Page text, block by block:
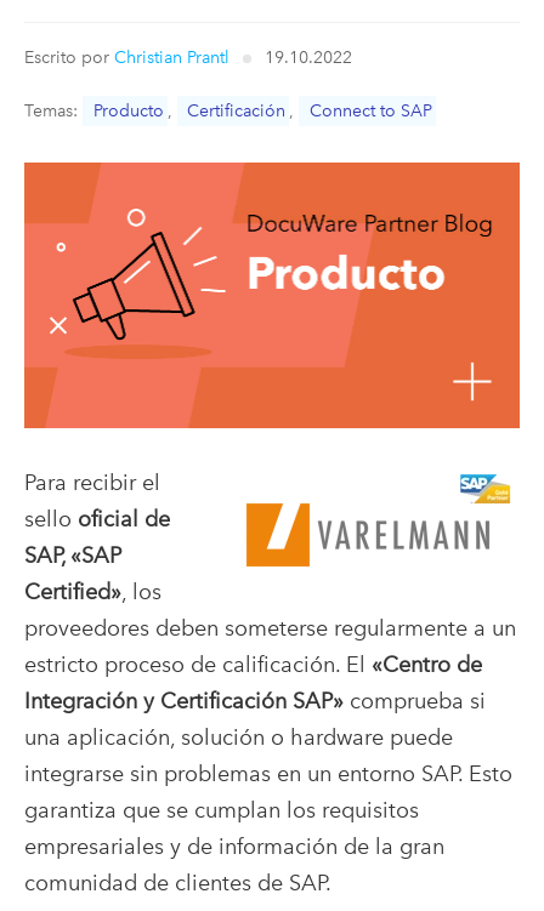
Escrito por Christian Prantl 19.10.2022
Temas: Producto , Certificación , Connect to SAP
Para recibir el
sello oficial de
SAP, «SAP
Certified» , los
proveedores deben someterse regularmente a un
estricto proceso de calificación. El «Centro de
Integración y Certificación SAP» comprueba si
una aplicación, solución o hardware puede
integrarse sin problemas en un entorno SAP. Esto
garantiza que se cumplan los requisitos
empresariales y de información de la gran
comunidad de clientes de SAP.